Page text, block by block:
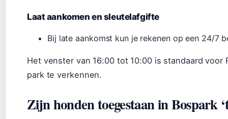
Laat aankomen en sleutelafgifte
Bij late aankomst kun je rekenen op een 24/7
Het venster van 16:00 tot 10:00 is standaard
park te verkennen.
Zijn honden toegestaan in Bospark